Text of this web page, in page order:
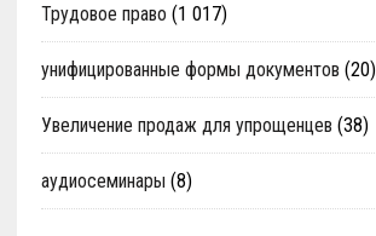
Трудовое право (1 017)
унифицированные формы документов (20)
Увеличение продаж для упрощенцев (38)
аудиосеминары (8)